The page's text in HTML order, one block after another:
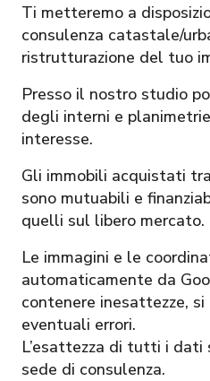
Ti metteremo a
consulenza catastale/
ristrutturazione del tuo
Presso il nostro studio
degli interni e
interesse.
Gli immobili acquistati
sono mutuabili e
quelli sul libero mercato.
Le immagini e le
automaticamente da
contenere inesattezze,
eventuali errori.
L’esattezza di tutti i dati
sede di consulenza.